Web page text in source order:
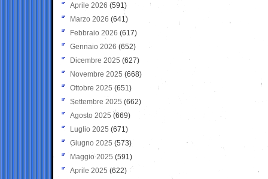
Aprile 2026 (591)
Marzo 2026 (641)
Febbraio 2026 (617)
Gennaio 2026 (652)
Dicembre 2025 (627)
Novembre 2025 (668)
Ottobre 2025 (651)
Settembre 2025 (662)
Agosto 2025 (669)
Luglio 2025 (671)
Giugno 2025 (573)
Maggio 2025 (591)
Aprile 2025 (622)